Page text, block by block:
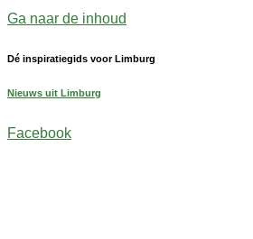
Ga naar de inhoud
Dé inspiratiegids voor Limburg
Nieuws uit Limburg
Facebook